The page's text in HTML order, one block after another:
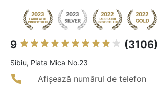
9 (3106)
Sibiu, Piata Mica No.23
Afișează numărul de telefon